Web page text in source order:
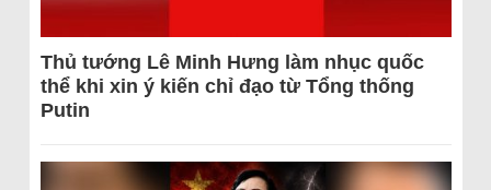
Thủ tướng Lê Minh Hưng làm nhục quốc
thể khi xin ý kiến chỉ đạo từ Tổng thống
Putin